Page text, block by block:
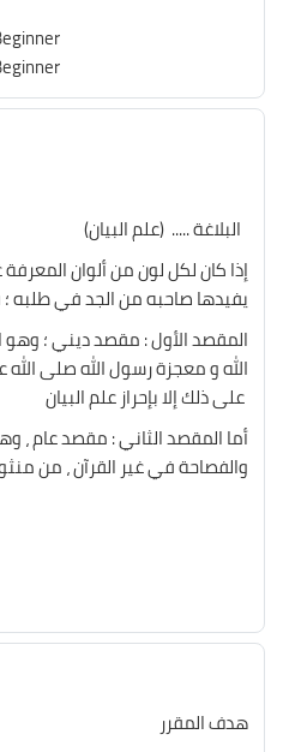
إذا كان لكل لون من ألوان
يفيدها صاحبه من الجد في طلبه ؛
المقصد الأول : مقصد ديني ؛ وهو
الله و معجزة رسول الله صلى
أما المقصد الثاني : مقصد عام ،
والفصاحة في غير القرآن ، من
هدف المقرر